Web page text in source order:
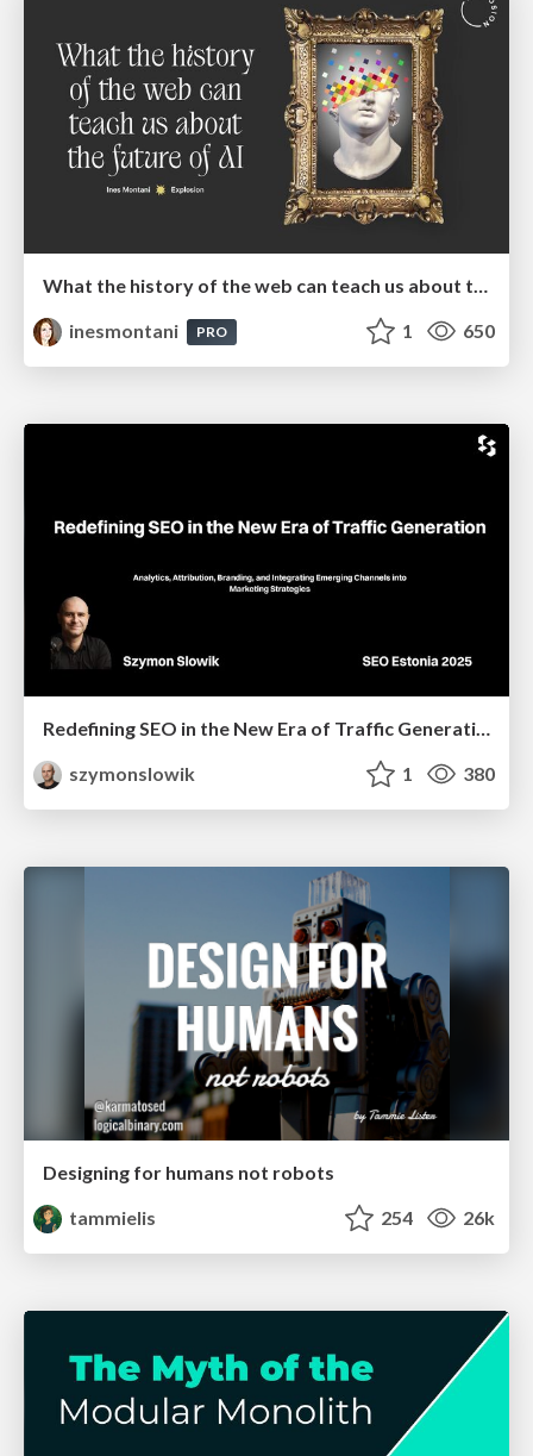
What the history of the web can teach us about the future of AI
inesmontani
PRO 1 650
Redefining SEO in the New Era of Traffic Generation
szymonslowik
1 380
Designing for humans not robots
tammielis
254 26k